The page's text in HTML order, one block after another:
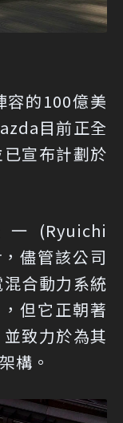
容的100億美
目前正全
宣布計劃於
(Ryuichi
儘管該公司
合動力系統
但它正朝著
致力於為其
構。